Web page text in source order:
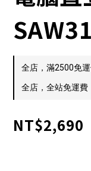
全店，滿2500免
全店，全站免運費
NT$2,690